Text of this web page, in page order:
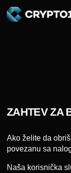
ZAHTEV ZA
Ako želite da
povezanu sa
Naša korisnička